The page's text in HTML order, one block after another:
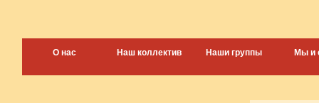
О нас Наш коллектив Наши группы Мы и